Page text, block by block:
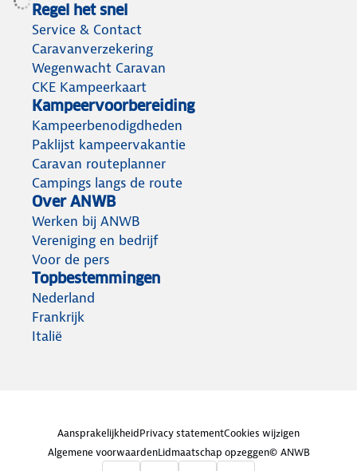
Regel het snel
Service & Contact
Caravanverzekering
Wegenwacht Caravan
CKE Kampeerkaart
Kampeervoorbereiding
Kampeerbenodigdheden
Paklijst kampeervakantie
Caravan routeplanner
Campings langs de route
Over ANWB
Werken bij ANWB
Vereniging en bedrijf
Voor de pers
Topbestemmingen
Nederland
Frankrijk
Italië
AansprakelijkheidPrivacy statementCookies wijzigen
Algemene voorwaardenLidmaatschap opzeggen© ANWB